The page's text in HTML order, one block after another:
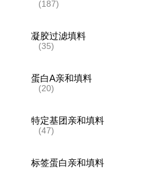
(187)
凝胶过滤填料
(35)
蛋白A亲和填料
(20)
特定基团亲和填料
(47)
标签蛋白亲和填料